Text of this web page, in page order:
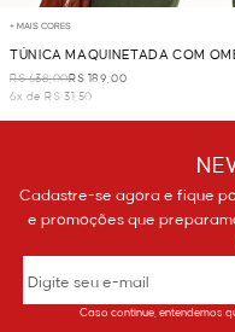
+ MAIS CORES
TÚNICA MAQUINETADA COM
R$ 638,00R$ 189,00
6x de R$ 31,50
Cadastre-se agora e fique
e promoções que
Caso continue, entendemos